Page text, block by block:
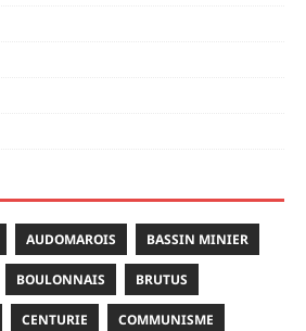
AUDOMAROIS BASSIN MINIER
BOULONNAIS BRUTUS
CENTURIE COMMUNISME